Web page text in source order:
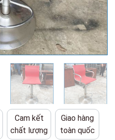
Cam kết
chất lượng
Giao hàng
toàn quốc